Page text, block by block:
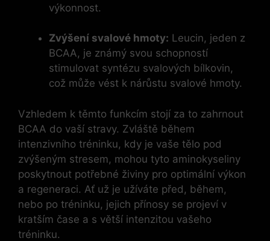
výkonnost.
Zvýšení svalové hmoty: Leucin, jeden z
BCAA, je známý svou schopností
stimulovat syntézu svalových bílkovin,
což může vést k nárůstu svalové hmoty.
Vzhledem k těmto funkcím stojí za to zahrnout
BCAA do vaší stravy. Zvláště během
intenzivního tréninku, kdy je vaše tělo pod
zvýšeným stresem, mohou tyto aminokyseliny
poskytnout potřebné živiny pro optimální výkon
a regeneraci. Ať už je užíváte před, během,
nebo po tréninku, jejich přínosy se projeví v
kratším čase a s větší intenzitou vašeho
tréninku.